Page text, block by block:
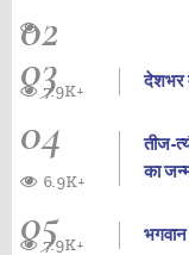
02
03 देशभर
7.9K+
04
तीज-
का
6.9K+
05 भगवान
7.9K+